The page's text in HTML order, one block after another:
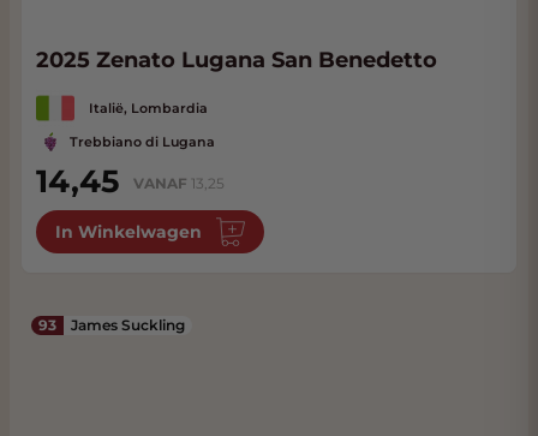
2025 Zenato Lugana San Benedetto
Italië, Lombardia
Trebbiano di Lugana
14,45 VANAF 13,25
In Winkelwagen
93 James Suckling